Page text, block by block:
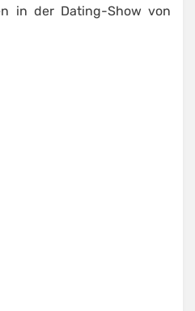
in der Dating-Show von